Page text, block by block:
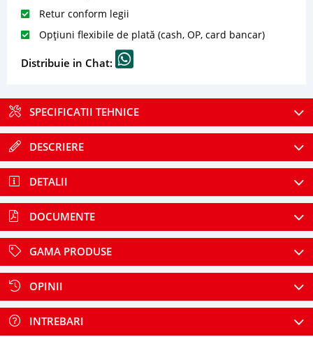
Retur conform legii
Opțiuni flexibile de plată (cash, OP, card bancar)
Distribuie in Chat:
SPECIFICATII TEHNICE
DESCRIERE
DETALII
DOCUMENTE
GAMA PRODUSE
OPINII
INTREBARI